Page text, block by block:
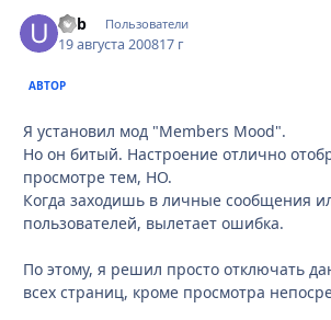
u4b Пользователи
19 августа 200817 г
АВТОР
Я установил мод "Members Mood".
Но он битый. Настроение отлично
просмотре тем, НО.
Когда заходишь в личные сообщения
пользователей, вылетает ошибка.
По этому, я решил просто отключать
всех страниц, кроме просмотра